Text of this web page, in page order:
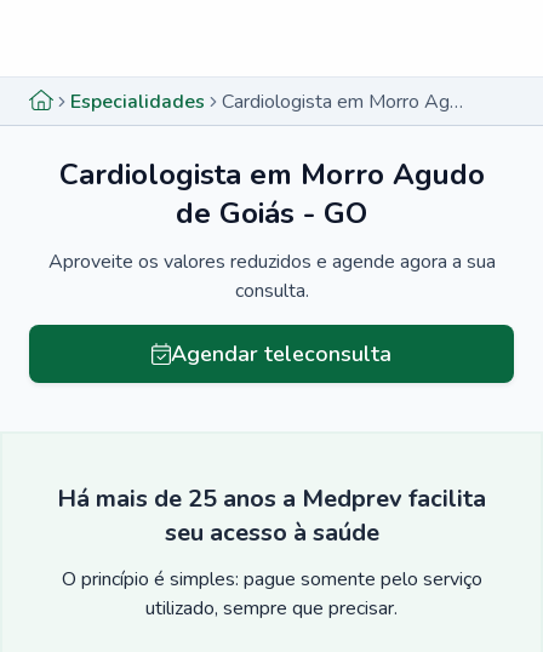
Especialidades Cardiologista em Morro Agudo de Goiás - GO
Cardiologista em Morro Agudo
de Goiás - GO
Aproveite os valores reduzidos e agende agora a sua
consulta.
Agendar teleconsulta
Há mais de 25 anos a Medprev facilita
seu acesso à saúde
O princípio é simples: pague somente pelo serviço
utilizado, sempre que precisar.